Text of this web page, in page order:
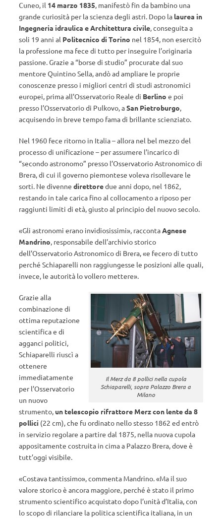
Cuneo, il 14 marzo 1835, manifestò fin da bambino una
grande curiosità per la scienza degli astri. Dopo la laurea in
Ingegneria idraulica e Architettura civile, conseguita a
soli 19 anni al Politecnico di Torino nel 1854, non esercitò
la professione ma fece di tutto per inseguire l’originaria
passione. Grazie a “borse di studio” procurate dal suo
mentore Quintino Sella, andò ad ampliare le proprie
conoscenze presso i migliori centri di studi astronomici
europei, prima all’Osservatorio Reale di Berlino e poi
presso l’Osservatorio di Pulkovo, aSan Pietroburgo,
acquisendo in breve tempo fama di brillante scienziato.
Nel 1960 fece ritorno in Italia – allora nel bel mezzo del
processo di unificazione – per assumere l’incarico di
“secondo astronomo” presso l’Osservatorio Astronomico di
Brera, di cui il governo piemontese voleva risollevare le
sorti. Ne divenne direttoredue anni dopo, nel 1862,
restando in tale carica fino al collocamento a riposo per
raggiunti limiti di età, giusto al principio del nuovo secolo.
«Gli astronomi erano invidiosissimi», raccontaAgnese
Mandrino, responsabile dell’archivio storico
dell’Osservatorio Astronomico di Brera, «e fecero di tutto
perché Schiaparelli non raggiungesse le posizioni alle quali,
invece, le autorità lo vollero mettere».
Il Merz da 8 pollici nella cupola
Schiaparelli, sopra Palazzo Brera a
Milano
Grazie alla
combinazione di
ottima reputazione
scientifica e di
agganci politici,
Schiaparelli riuscì a
ottenere
immediatamente
per l’Osservatorio
un nuovo
strumento, un telescopio rifrattore Merzcon lente da 8
pollici (22 cm), che fu ordinato nello stesso 1862 ed entrò
in servizio regolare a partire dal 1875, nella nuova cupola
appositamente costruita in cima a Palazzo Brera, dove è
tutt’oggi visibile.
«Costava tantissimo», commenta Mandrino. «Ma il suo
valore storico è ancora maggiore, perché è stato il primo
strumento scientifico acquistato dopo l’unità d’Italia, con
lo scopo di rilanciare la politica scientifica italiana, in un